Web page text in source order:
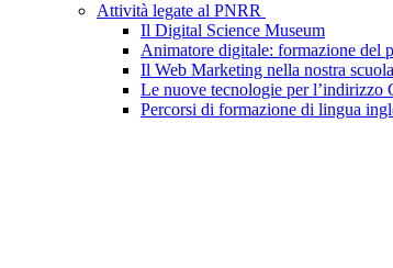
Attività legate al PNRR
Il Digital Science Museum
Animatore digitale: formazione del
Il Web Marketing nella nostra scuola
Le nuove tecnologie per l’indirizzo
Percorsi di formazione di lingua